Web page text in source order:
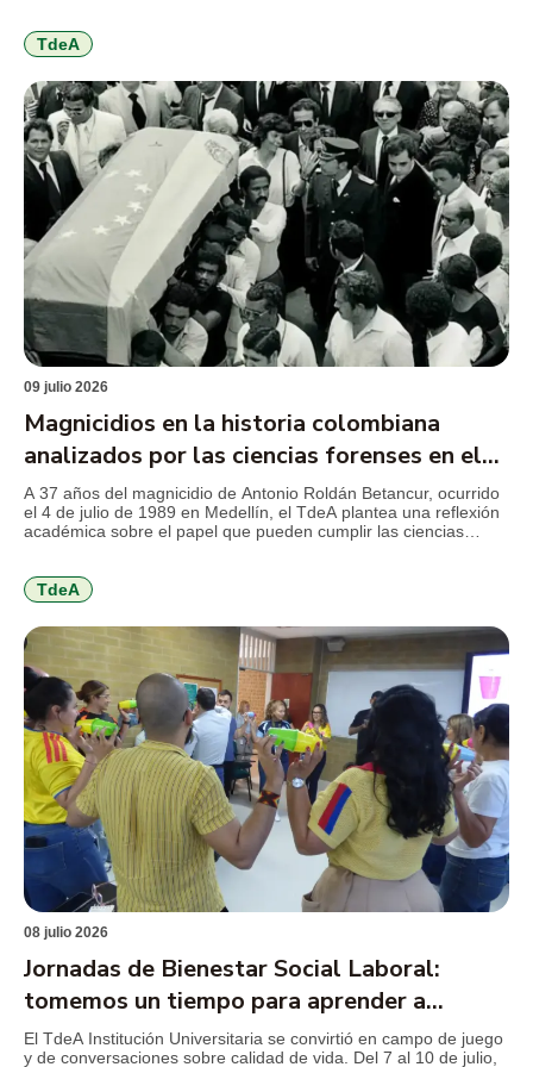
ciberseguridad, hacking ético y resolución de problemas
técnicos. El […]
TdeA
09 julio 2026
Magnicidios en la historia colombiana
analizados por las ciencias forenses en el
TdeA
A 37 años del magnicidio de Antonio Roldán Betancur, ocurrido
el 4 de julio de 1989 en Medellín, el TdeA plantea una reflexión
académica sobre el papel que pueden cumplir las ciencias
la justicia, la […]
TdeA
08 julio 2026
Jornadas de Bienestar Social Laboral:
tomemos un tiempo para aprender a
cuidarnos
El TdeA Institución Universitaria se convirtió en campo de juego
y de conversaciones sobre calidad de vida. Del 7 al 10 de julio,